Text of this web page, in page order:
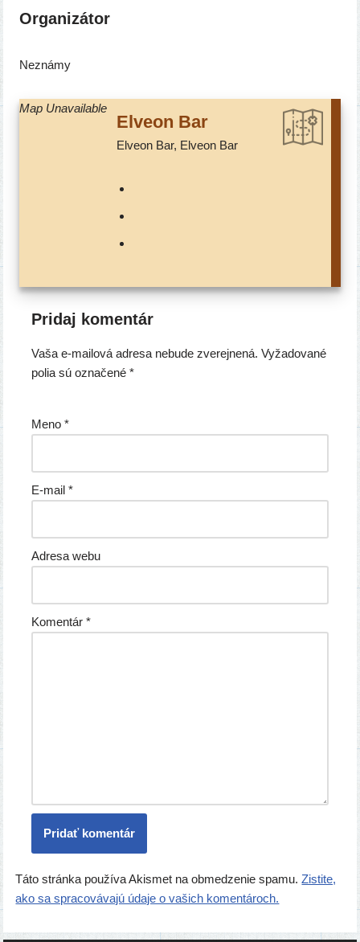
Organizátor
Neznámy
Map Unavailable
Elveon Bar
Elveon Bar, Elveon Bar
Pridaj komentár
Vaša e-mailová adresa nebude zverejnená. Vyžadované
polia sú označené*
Meno*
E-mail*
Adresa webu
Komentár*
Táto stránka používa Akismet na obmedzenie spamu.Zistite,
ako sa spracovávajú údaje o vašich komentároch.